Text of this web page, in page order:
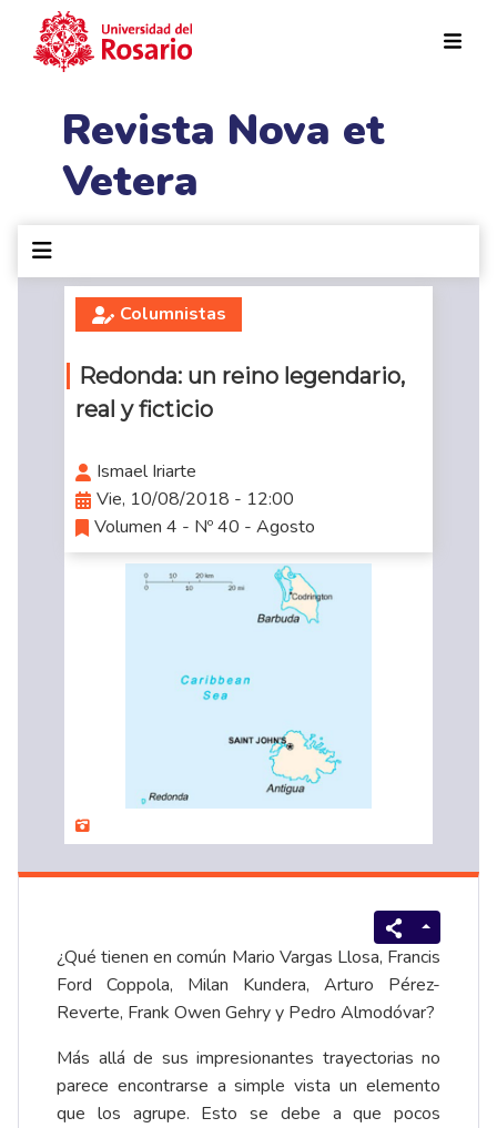
Revista Nova et
Vetera
Columnistas
Redonda: un reino legendario,
real y ficticio
Ismael Iriarte
Vie, 10/08/2018 - 12:00
Volumen 4 - Nº 40 - Agosto
¿Qué tienen en común Mario Vargas Llosa, Francis
Ford Coppola, Milan Kundera, Arturo Pérez-
Reverte, Frank Owen Gehry y Pedro Almodóvar?
Más allá de sus impresionantes trayectorias no
parece encontrarse a simple vista un elemento
que los agrupe. Esto se debe a que pocos